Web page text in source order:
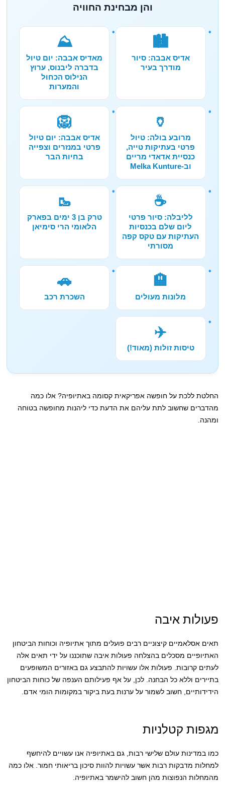
והן מבחינת החוויה
🏙️
אדיס אבבה: סיור
מודרך בעיר
⛰️
מאדיס אבבה: יום טיול
בדברה ליבנוס, ערוץ
הנילוס הכחול
והמערות
🏺
מרובע בולה: טיול
פרטי בעתיקות טייה,
כנסיית אדאדי מריים
וב-Melka Kunture
🦁
אדיס אבבה: יום טיול
פרטי במנזרים וצפייה
בחיות הבר
☕
לליבלה: סיור פרטי
ליום שלם בכנסיות
העתיקות עם טקס קפה
מסורתי
🥾
טרק בן 3 ימים בפארק
הלאומי הרי סימיאן
🏨
מלונות מעולים
🚗
השכרת רכב
✈️
טיסות זולות (מאוד!)
החלטת ללכת על חופשה אפריקאית קסומה באתיופיה? אלו כמה
מהדברים שחשוב לתת עליהם את הדעת כדי ליהנות מחופשה בטוחה
ומהנה.
פעולות איבה
תאים אסלאמיים קיצוניים רבים פועלים מתוך אתיופיה וכוחות הביטחון
האתיופיים מסכלים בהצלחה פעולות איבה שתוכננו על ידי תאים אלה
לעתים קרובות. פעולות אלו עשויות להתבצע גם באזורים המשופעים
בתיירים וללא כל הבחנה. לכן, על אף פעילותם הענפה של כוחות הביטחון
הידידותיים, חשוב לשמור על ערנות בעת ביקור במקומות הומי אדם.
מגפות קטלניות
כמו במדינות עולם שלישי רבות, גם באתיופיה אנו עשויים להיחשף
למחלות מדבקות רבות אשר עשויות להוות סיכון בריאותי חמור. אלו כמה
מהמחלות הנפוצות מהן חשוב להישמר באתיופיה.